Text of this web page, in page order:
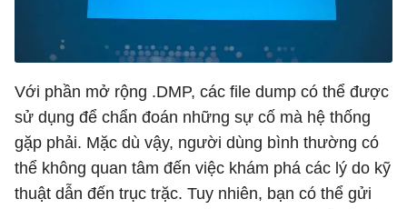
Với phần mở rộng .DMP, các file dump có thể được
sử dụng để chẩn đoán những sự cố mà hệ thống
gặp phải. Mặc dù vậy, người dùng bình thường có
thể không quan tâm đến việc khám phá các lý do kỹ
thuật dẫn đến trục trặc. Tuy nhiên, bạn có thể gửi